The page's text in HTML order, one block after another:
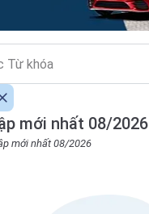
mới nhất 08/2026
mới nhất 08/2026